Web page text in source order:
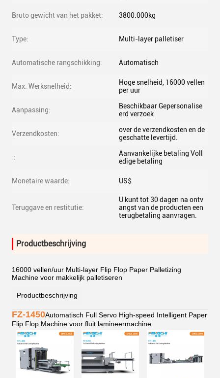
Bruto gewicht van het pakket: 3800.000kg
Type: Multi-layer palletiser
Automatische rangschikking: Automatisch
Max. Werksnelheid:
Hoge snelheid, 16000 vellen
per uur
Aanpassing:
Beschikbaar Gepersonalise
erd verzoek
Verzendkosten:
over de verzendkosten en de
geschatte levertijd.
:
Aanvankelijke betaling Voll
edige betaling
Monetaire waarde: US$
Teruggave en restitutie:
U kunt tot 30 dagen na ontv
angst van de producten een
terugbetaling aanvragen.
Productbeschrijving
16000 vellen/uur Multi-layer Flip Flop Paper Palletizing
Machine voor makkelijk palletiseren
Productbeschrijving
FZ-1450Automatisch Full Servo High-speed Intelligent Paper
Flip Flop Machine voor fluit lamineermachine